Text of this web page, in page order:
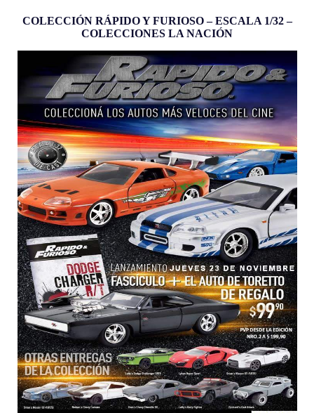
COLECCIÓN RÁPIDO Y FURIOSO – ESCALA 1/32 –
COLECCIONES LA NACIÓN